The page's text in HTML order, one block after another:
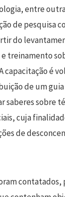
entre
de pesquisa
do
treinamento
capacitação é
de um
saberes sobre
cuja
de